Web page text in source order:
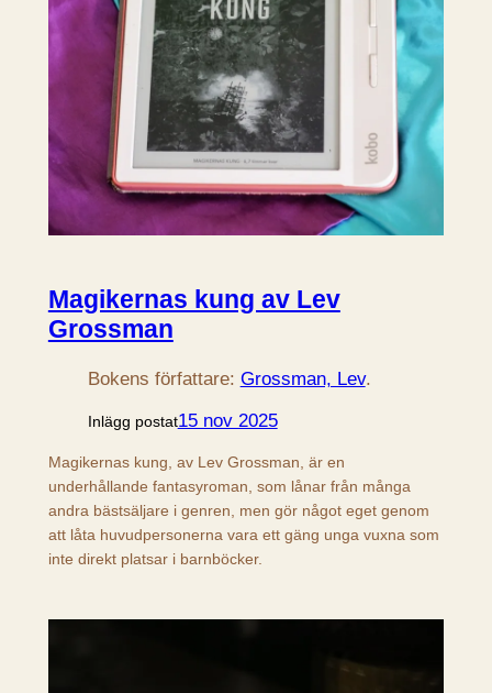
Magikernas kung av Lev
Grossman
Bokens författare: Grossman, Lev.
Inlägg postat15 nov 2025
Magikernas kung, av Lev Grossman, är en
underhållande fantasyroman, som lånar från många
andra bästsäljare i genren, men gör något eget genom
att låta huvudpersonerna vara ett gäng unga vuxna som
inte direkt platsar i barnböcker.